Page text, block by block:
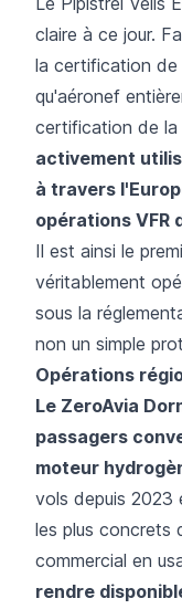
claire à ce jour.
la certification de
qu'aéronef
certification de la
activement
à travers
opérations VFR
Il est ainsi le
véritablement
sous la
non un simple
Opérations
Le ZeroAvia
passagers
moteur
vols depuis 2023
les plus concrets
commercial en
rendre